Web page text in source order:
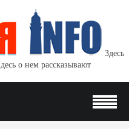
Здесь
о нем рассказывают